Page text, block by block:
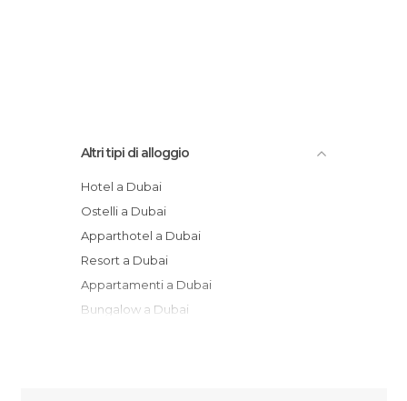
Altri tipi di alloggio
Hotel a Dubai
Ostelli a Dubai
Apparthotel a Dubai
Resort a Dubai
Appartamenti a Dubai
Bungalow a Dubai